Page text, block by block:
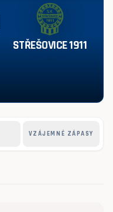
STŘEŠOVICE 1911
VZÁJEMNÉ ZÁPASY